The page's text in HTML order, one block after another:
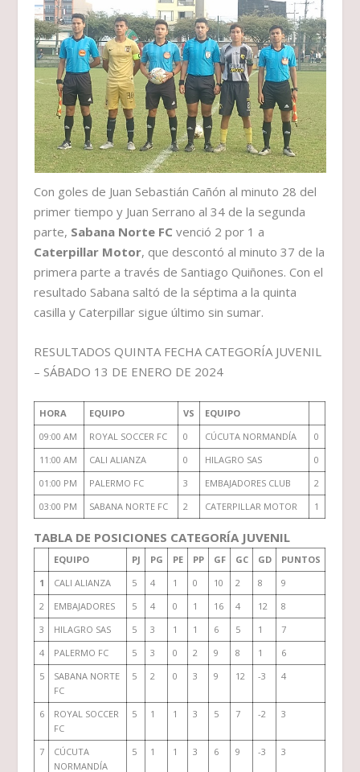
Con goles de Juan Sebastián Cañón al minuto 28 del
primer tiempo y Juan Serrano al 34 de la segunda
parte, Sabana Norte FCvenció 2 por 1 a
Caterpillar Motor, que descontó al minuto 37 de la
primera parte a través de Santiago Quiñones. Con el
resultado Sabana saltó de la séptima a la quinta
casilla y Caterpillar sigue último sin sumar.
RESULTADOS QUINTA FECHA CATEGORÍA JUVENIL
– SÁBADO 13 DE ENERO DE 2024
HORA EQUIPO VS
EQUIPO
09:00 AM
ROYAL SOCCER FC 0 CÚCUTA NORMANDÍA
0
11:00 AM
CALI ALIANZA 0 HILAGRO SAS
0
01:00 PM
PALERMO FC 3 EMBAJADORES CLUB
2
03:00 PM
SABANA NORTE FC 2 CATERPILLAR MOTOR 1
TABLA DE POSICIONES CATEGORÍA JUVENIL
EQUIPO PJ PG PE PP GF GC GD
PUNTOS
1
CALI ALIANZA 5 4 1 0 10 2 8
9
2
EMBAJADORES 5 4 0 1 16 4 12
8
3
HILAGRO SAS 5 3 1 1 6 5 1
7
4
PALERMO FC 5 3 0 2 9 8 1
6
5
SABANA NORTE
FC
5 2 0 3 9 12 -3 4
6
ROYAL SOCCER
FC
5 1 1 3 5 7 -2 3
7
CÚCUTA
NORMANDÍA
5 1 1 3 6 9 -3 3